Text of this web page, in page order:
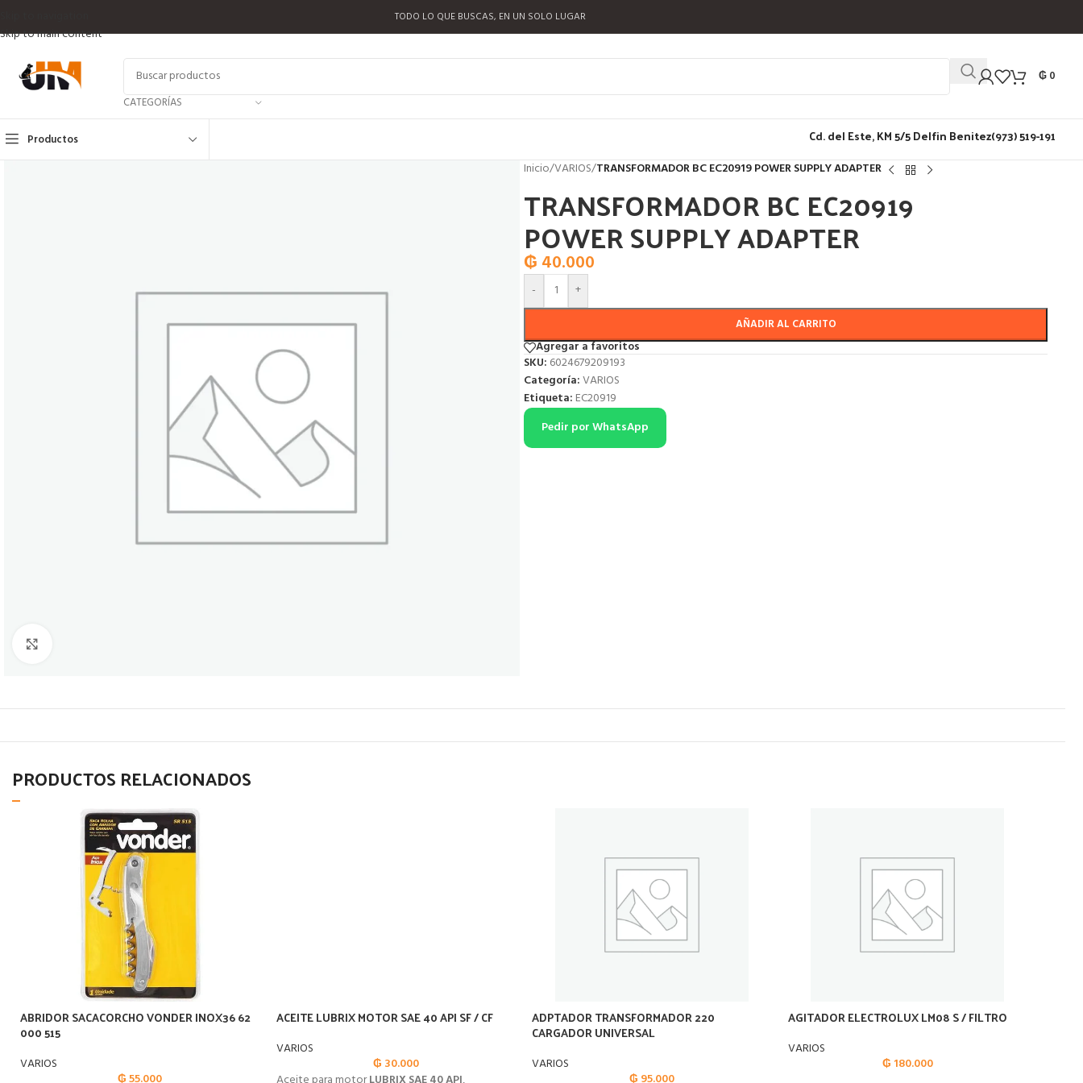
Skip to main content
TODO LO QUE BUSCAS, EN UN SOLO LUGAR
CATEGORÍAS
₲0
Productos Cd. del Este, KM 5/5 Delfin Benitez(973) 519-191
Inicio/VARIOS/TRANSFORMADOR BC EC20919 POWER SUPPLY ADAPTER
TRANSFORMADOR BC EC20919
POWER SUPPLY ADAPTER
₲ 40.000
- +
AÑADIR AL CARRITO
Agregar a favoritos
SKU: 6024679209193
Categoría:VARIOS
Etiqueta: EC20919
Pedir por WhatsApp
PRODUCTOS RELACIONADOS
ABRIDOR SACACORCHO VONDER INOX36 62
000 515
VARIOS
ACEITE LUBRIX MOTOR SAE 40 API SF / CF
VARIOS
₲ 30.000
ADPTADOR TRANSFORMADOR 220
CARGADOR UNIVERSAL
VARIOS
AGITADOR ELECTROLUX LM08 S / FILTRO
VARIOS
₲ 180.000